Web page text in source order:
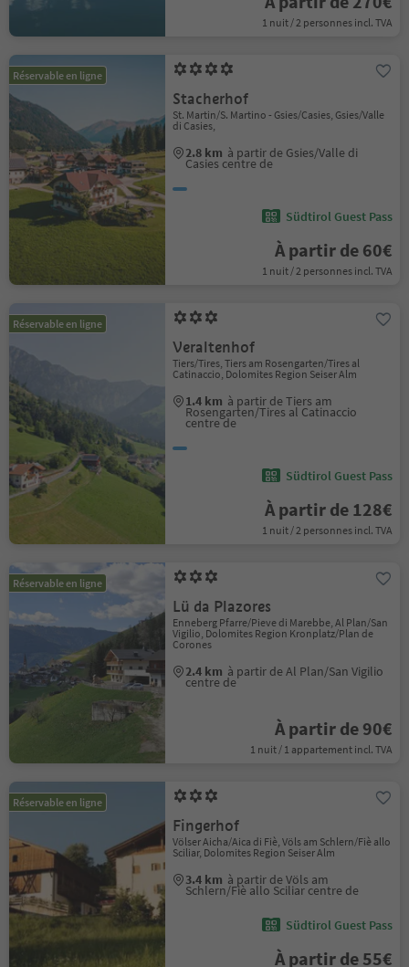
1 nuit / 2 personnes incl. TVA
Réservable en ligne
Stacherhof
St. Martin/S. Martino - Gsies/Casies, Gsies/Valle
di Casies,
2.8 km à partir de Gsies/Valle di
Casies centre de
Südtirol Guest Pass
À partir de 60€
1 nuit / 2 personnes incl. TVA
Réservable en ligne
Veraltenhof
Tiers/Tires, Tiers am Rosengarten/Tires al
Catinaccio, Dolomites Region Seiser Alm
1.4 km à partir de Tiers am
Rosengarten/Tires al Catinaccio
centre de
Südtirol Guest Pass
À partir de 128€
1 nuit / 2 personnes incl. TVA
Réservable en ligne
Lü da Plazores
Enneberg Pfarre/Pieve di Marebbe, Al Plan/San
Vigilio, Dolomites Region Kronplatz/Plan de
Corones
2.4 km à partir de Al Plan/San Vigilio
centre de
À partir de 90€
1 nuit / 1 appartement incl. TVA
Réservable en ligne
Fingerhof
Völser Aicha/Aica di Fiè, Völs am Schlern/Fiè allo
Sciliar, Dolomites Region Seiser Alm
3.4 km à partir de Völs am
Schlern/Fiè allo Sciliar centre de
Südtirol Guest Pass
À partir de 55€